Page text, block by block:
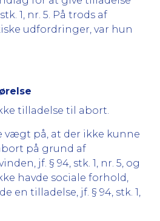
1, nr. 5. På trods af
udfordringer, var hun
tilladelse til abort.
på, at der ikke kunne
på grund af
jf. § 94, stk. 1, nr. 5, og
havde sociale forhold,
en tilladelse, jf. § 94, stk. 1,